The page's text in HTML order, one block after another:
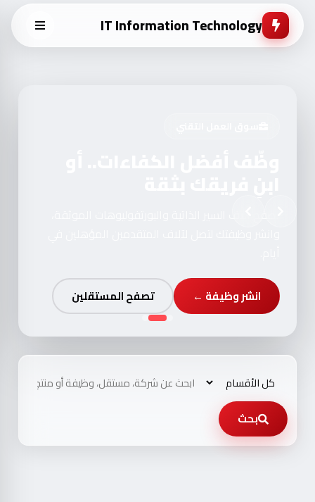
IT Information Technology
انشر وظيفة ← تصفح المستقلين
بحث